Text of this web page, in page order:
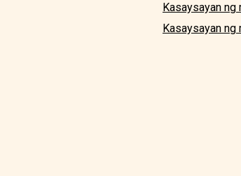
Kasaysayan
Kasaysayan